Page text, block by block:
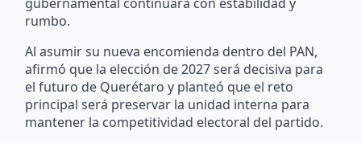
rumbo.
Al asumir su nueva encomienda dentro del PAN,
afirmó que la elección de 2027 será decisiva para
el futuro de Querétaro y planteó que el reto
principal será preservar la unidad interna para
mantener la competitividad electoral del partido.